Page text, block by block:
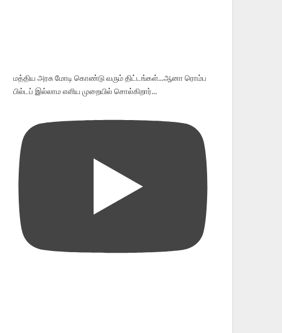
மத்திய அரசு மோடி கொண்டு வரும் திட்டங்கள்...ஆனா ரொம்ப
பில்டப் இல்லாம எளிய முறையில் சொல்கிறார்...